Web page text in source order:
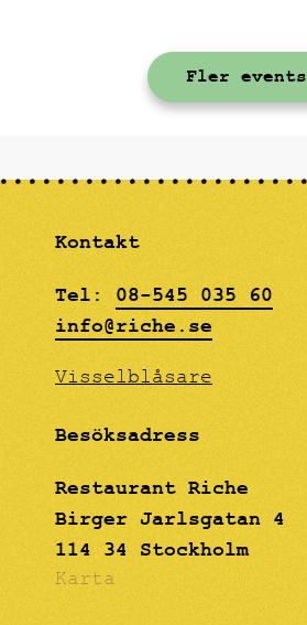
gräddstekta kantareller
på toast, svenska
signalkräftor med
klassiska tillbehör och
Fler events
Kontakt
Tel: 08-545 035 60
info@riche.se
Visselblåsare
Besöksadress
Restaurant Riche
Birger Jarlsgatan 4
114 34 Stockholm
Karta